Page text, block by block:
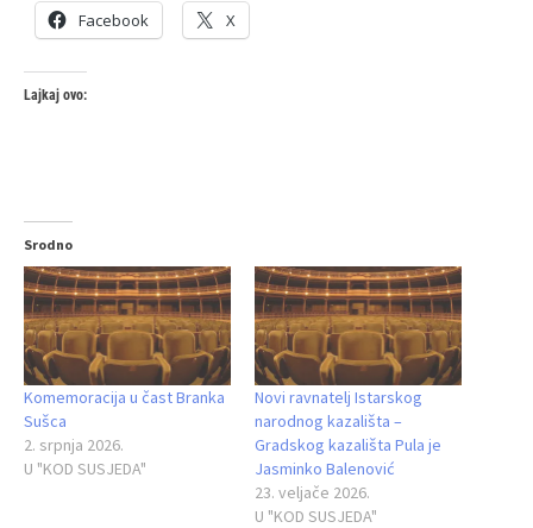
Facebook X
Lajkaj ovo:
Srodno
Komemoracija u čast Branka
Sušca
2. srpnja 2026.
U "KOD SUSJEDA"
Novi ravnatelj Istarskog
narodnog kazališta –
Gradskog kazališta Pula je
Jasminko Balenović
23. veljače 2026.
U "KOD SUSJEDA"